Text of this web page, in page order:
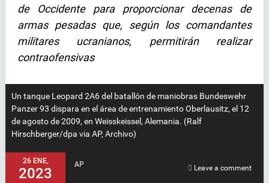
de Occidente para proporcionar decenas de
armas pesadas que, según los comandantes
militares ucranianos, permitirán realizar
contraofensivas
Un tanque Leopard 2A6 del batallón de maniobras Bundeswehr
Panzer 93 dispara en el área de entrenamiento Oberlausitz, el 12
de agosto de 2009, en Weisskeissel, Alemania. (Ralf
Hirschberger/dpa via AP, Archivo)
26 ENE,
2023
AP Leave a comment